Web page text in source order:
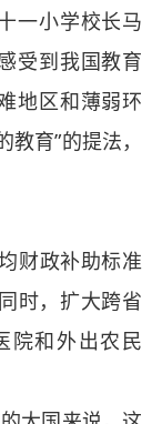
一小学校长马
受到我国教育
地区和薄弱环
育”的提法，
财政补助标准
时，扩大跨省
院和外出农民